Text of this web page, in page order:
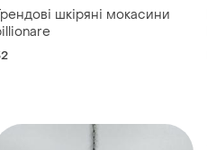
шкіряні мокасини